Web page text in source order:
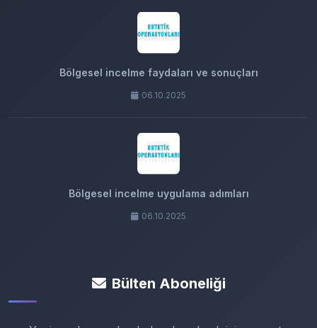
Bölgesel incelme faydaları ve sonuçları
06.10.2025
Bölgesel incelme uygulama adımları
06.10.2025
Bülten Aboneliği